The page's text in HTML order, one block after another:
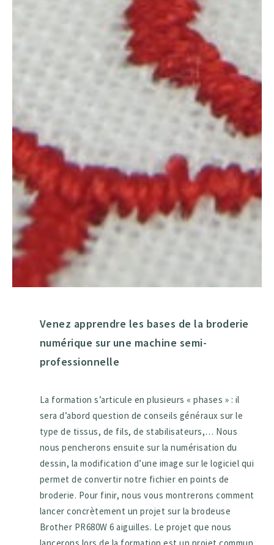
Venez apprendre les bases de la broderie
numérique sur une machine semi-
professionnelle
La formation s’articule en plusieurs « phases » : il
sera d’abord question de conseils généraux sur le
type de tissus, de fils, de stabilisateurs,… Nous
nous pencherons ensuite sur la numérisation du
dessin, la modification d’une image sur le logiciel qui
permet de convertir notre fichier en points de
broderie. Pour finir, nous vous montrerons comment
lancer concrètement un projet sur la brodeuse
Brother PR680W 6 aiguilles. Le projet que nous